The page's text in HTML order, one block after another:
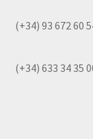
(+34) 93 672 60
(+34) 633 34 35